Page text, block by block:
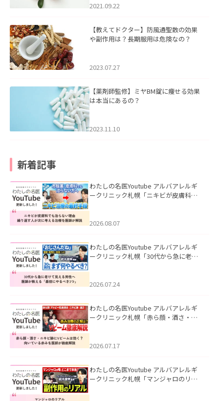
2021.09.22
【教えてドクター】防風通聖散の効果
や副作用は？長期服用は危険なの？
2023.07.27
【薬剤師監修】ミヤBM錠に痩せる効果
は本当にあるの？
2023.11.10
新着記事
わたしの名医Youtube アルバアレルギ
ークリニック札幌「ニキビが皮膚科で
ました。
2026.08.07
わたしの名医Youtube アルバアレルギ
ークリニック札幌「30代から急に老け
た。
2026.07.24
わたしの名医Youtube アルバアレルギ
ークリニック札幌「赤ら顔・酒さ・ニ
した。
2026.07.17
わたしの名医Youtube アルバアレルギ
ークリニック札幌「マンジャロのリア